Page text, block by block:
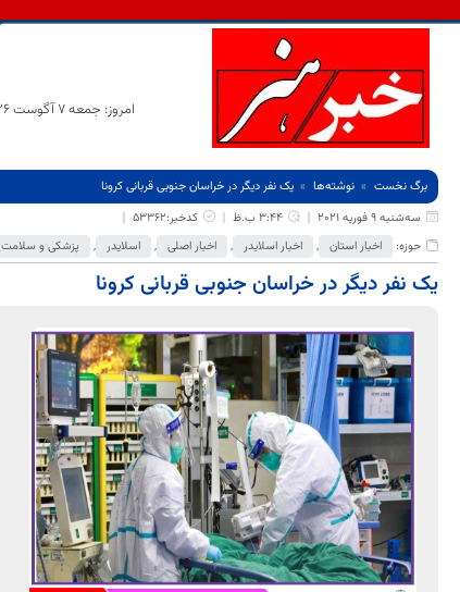
امروز: جمعه 7 آگوست 2026
برگ نخست نوشته‌ها
یک نفر دیگر در خراسان جنوبی قربانی کرونا
سه‌شنبه 9 فوریه 2021
3:44 ب.ظ
کدخبر:53362
حوزه:
اخبار استان , اخبار اسلایدر , اخبار اصلی , اسلایدر , پزشکی و سلامت
یک نفر دیگر در خراسان جنوبی قربانی کرونا